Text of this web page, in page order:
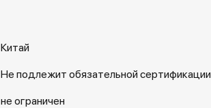
Китай
Не подлежит обязательной сертификации
не ограничен